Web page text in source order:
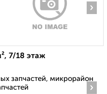
›
7/18 этаж
запчастей, микрорайон
›